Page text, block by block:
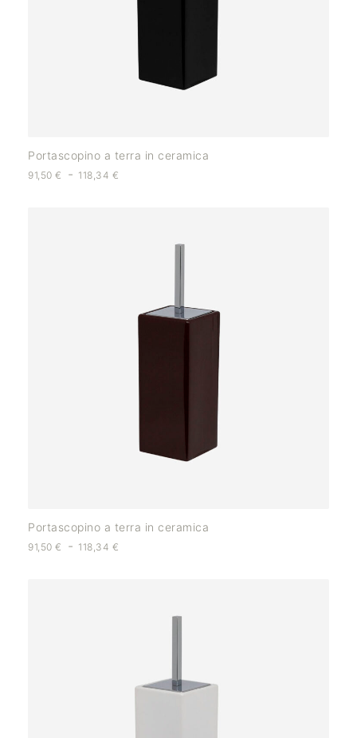
Portascopino a terra in ceramica
91,50 € - 118,34 €
Portascopino a terra in ceramica
91,50 € - 118,34 €